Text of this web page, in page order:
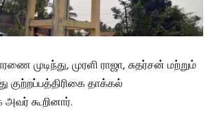
முடிந்து, முரளி ராஜா, சுதர்சன் மற்றும்
குற்றப்பத்திரிகை தாக்கல்
கூறினார்.